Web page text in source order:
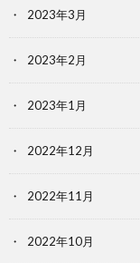
2023年3月
2023年2月
2023年1月
2022年12月
2022年11月
2022年10月